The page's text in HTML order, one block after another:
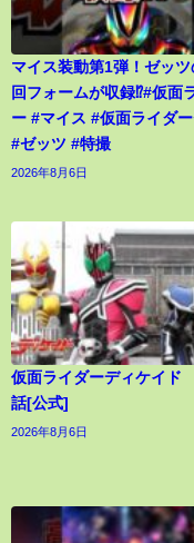
マイス装動第1弾！ゼッ
回フォームが収録⁉︎#仮面
ー #マイス #仮面ライダ
#ゼッツ #特撮
2026年8月6日
仮面ライダーディケイ
話[公式]
2026年8月6日